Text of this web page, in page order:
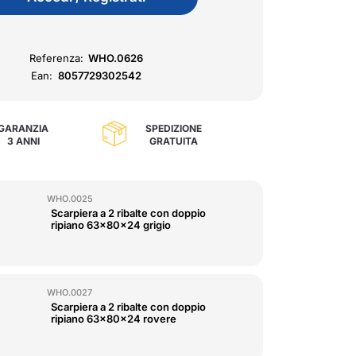
Referenza: WHO.0626
Ean: 8057729302542
3 ANNI
SPEDIZIONE
GRATUITA
WHO.0025
Scarpiera a 2 ribalte con doppio
ripiano 63x80x24 grigio
WHO.0027
Scarpiera a 2 ribalte con doppio
ripiano 63x80x24 rovere